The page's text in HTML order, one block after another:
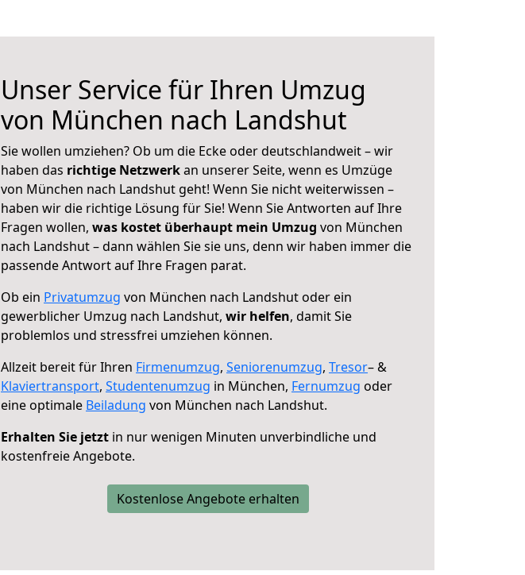
Unser Service für Ihren Umzug
von München nach Landshut
Sie wollen umziehen? Ob um die Ecke oder deutschlandweit – wir
haben das richtige Netzwerkan unserer Seite, wenn es Umzüge
von München nach Landshut geht! Wenn Sie nicht weiterwissen –
haben wir die richtige Lösung für Sie! Wenn Sie Antworten auf Ihre
Fragen wollen, was kostet überhaupt mein Umzug von München
nach Landshut – dann wählen Sie sie uns, denn wir haben immer die
passende Antwort auf Ihre Fragen parat.
Ob ein Privatumzug von München nach Landshut oder ein
gewerblicher Umzug nach Landshut, wir helfen, damit Sie
problemlos und stressfrei umziehen können.
Allzeit bereit für Ihren Firmenumzug, Seniorenumzug, Tresor– &
Klaviertransport, Studentenumzug in München, Fernumzug oder
eine optimale Beiladung von München nach Landshut.
Erhalten Sie jetzt in nur wenigen Minuten unverbindliche und
kostenfreie Angebote.
Kostenlose Angebote erhalten